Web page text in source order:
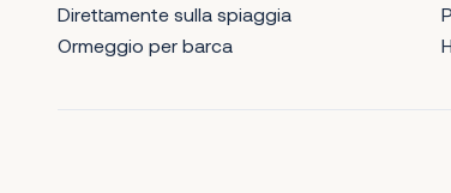
Direttamente sulla spiaggia
Ormeggio per barca